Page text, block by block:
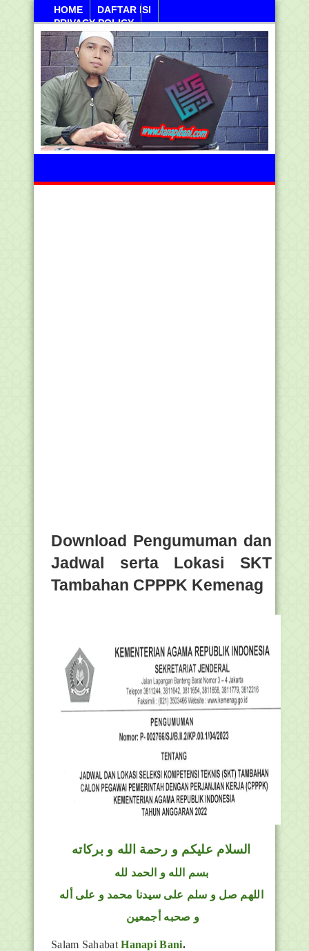
HOME
DAFTAR ISI
PRIVACY POLICY
Ahad, 09 Agustus 2026
Download Pengumuman dan
Jadwal serta Lokasi SKT
Tambahan CPPPK Kemenag
السلام عليكم و رحمة الله و بركاته
بسم الله و الحمد لله
اللهم صل و سلم على سيدنا محمد و على أله
و صحبه أجمعين
Salam SahabatHanapi Bani.